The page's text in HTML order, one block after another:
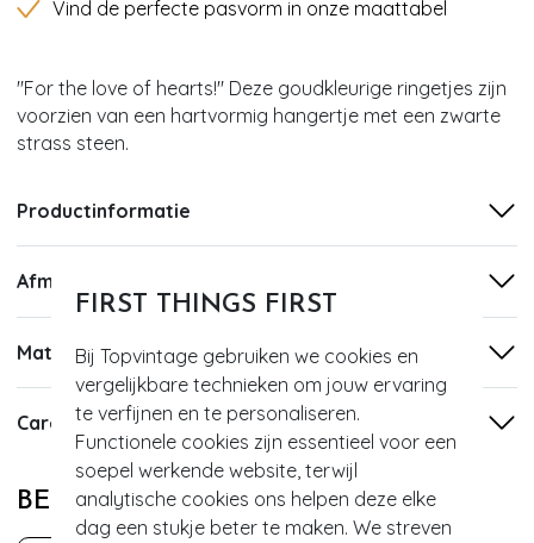
FIRST THINGS FIRST
Bij Topvintage gebruiken we cookies en
vergelijkbare technieken om jouw ervaring
te verfijnen en te personaliseren.
Functionele cookies zijn essentieel voor een
soepel werkende website, terwijl
analytische cookies ons helpen deze elke
dag een stukje beter te maken. We streven
Vind de perfecte pasvorm in onze maattabel
''For the love of hearts!'' Deze goudkleurige ringetjes zijn
voorzien van een hartvormig hangertje met een zwarte
strass steen.
Productinformatie
Afmetingen
Materiaal
Care
BEKIJK MEER VAN